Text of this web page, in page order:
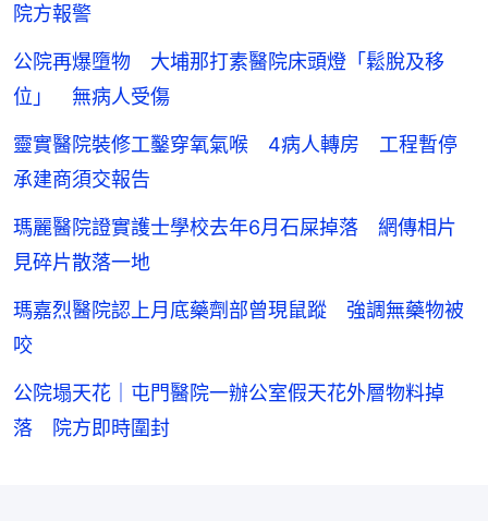
院方報警
公院再爆墮物 大埔那打素醫院床頭燈「鬆脫及移
位」 無病人受傷
靈實醫院裝修工鑿穿氧氣喉 4病人轉房 工程暫停
承建商須交報告
瑪麗醫院證實護士學校去年6月石屎掉落 網傳相片
見碎片散落一地
瑪嘉烈醫院認上月底藥劑部曾現鼠蹤 強調無藥物被
咬
公院塌天花｜屯門醫院一辦公室假天花外層物料掉
落 院方即時圍封